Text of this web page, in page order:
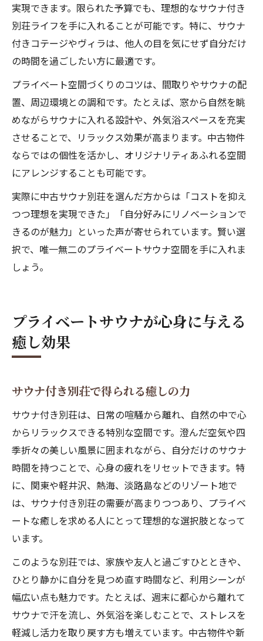
実現できます。限られた予算でも、理想的なサウナ付き
別荘ライフを手に入れることが可能です。特に、サウナ
付きコテージやヴィラは、他人の目を気にせず自分だけ
の時間を過ごしたい方に最適です。
プライベート空間づくりのコツは、間取りやサウナの配
置、周辺環境との調和です。たとえば、窓から自然を眺
めながらサウナに入れる設計や、外気浴スペースを充実
させることで、リラックス効果が高まります。中古物件
ならではの個性を活かし、オリジナリティあふれる空間
にアレンジすることも可能です。
実際に中古サウナ別荘を選んだ方からは「コストを抑え
つつ理想を実現できた」「自分好みにリノベーションで
きるのが魅力」といった声が寄せられています。賢い選
択で、唯一無二のプライベートサウナ空間を手に入れま
しょう。
プライベートサウナが心身に与える
癒し効果
サウナ付き別荘で得られる癒しの力
サウナ付き別荘は、日常の喧騒から離れ、自然の中で心
からリラックスできる特別な空間です。澄んだ空気や四
季折々の美しい風景に囲まれながら、自分だけのサウナ
時間を持つことで、心身の疲れをリセットできます。特
に、関東や軽井沢、熱海、淡路島などのリゾート地で
は、サウナ付き別荘の需要が高まりつつあり、プライベ
ートな癒しを求める人にとって理想的な選択肢となって
います。
このような別荘では、家族や友人と過ごすひとときや、
ひとり静かに自分を見つめ直す時間など、利用シーンが
幅広い点も魅力です。たとえば、週末に都心から離れて
サウナで汗を流し、外気浴を楽しむことで、ストレスを
軽減し活力を取り戻す方も増えています。中古物件や新